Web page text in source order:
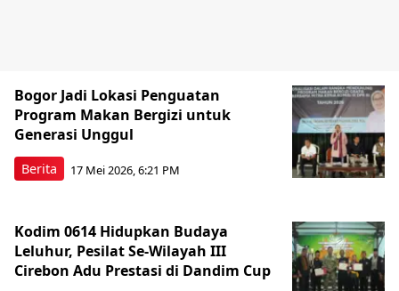
Berita
Bogor Jadi Lokasi Penguatan
Program Makan Bergizi untuk
Generasi Unggul
17 Mei 2026, 6:21 PM
Kodim 0614 Hidupkan Budaya
Leluhur, Pesilat Se-Wilayah III
Cirebon Adu Prestasi di Dandim Cup